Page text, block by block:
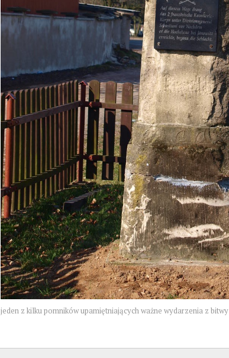
jeden z kilku pomników upamiętniających ważne wydarzenia z bitwy